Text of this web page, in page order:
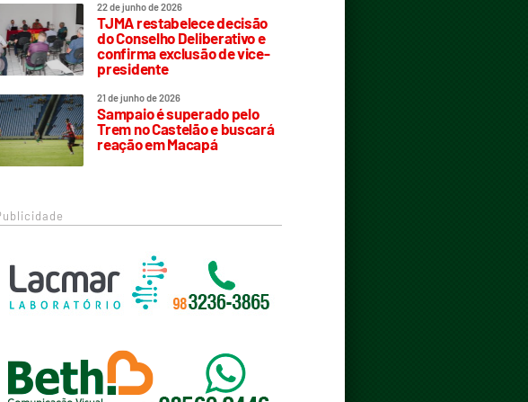
22 de junho de 2026
TJMA restabelece decisão
do Conselho Deliberativo e
confirma exclusão de vice-
presidente
21 de junho de 2026
Sampaio é superado pelo
Trem no Castelão e buscará
reação em Macapá